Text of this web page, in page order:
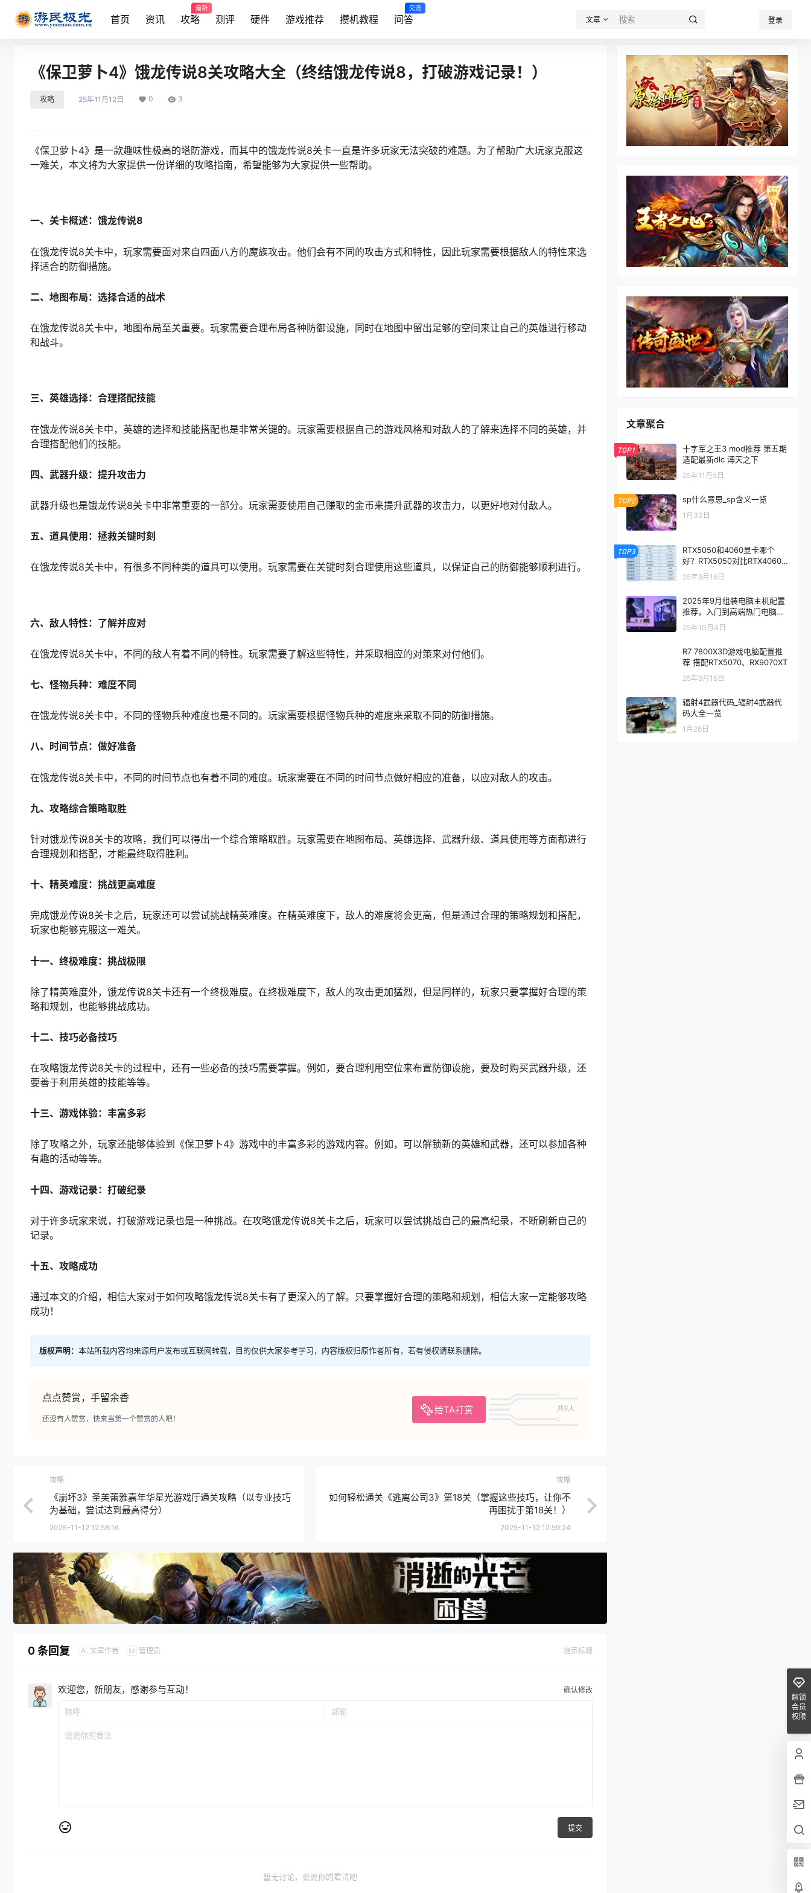
首页 资讯 攻略
最新
测评 硬件 游戏推荐 攒机教程 问答
交流
文章 登录
《保卫萝卜4》饿龙传说8关攻略大全（终结饿龙传说8，打破游戏记录！）
攻略 25年11月12日 0 3
《保卫萝卜4》是一款趣味性极高的塔防游戏，而其中的饿龙传说8关卡一直是许多玩家无法突破的难题。为了帮助广大玩家克服这
一难关，本文将为大家提供一份详细的攻略指南，希望能够为大家提供一些帮助。
一、关卡概述：饿龙传说8
在饿龙传说8关卡中，玩家需要面对来自四面八方的魔族攻击。他们会有不同的攻击方式和特性，因此玩家需要根据敌人的特性来选
择适合的防御措施。
二、地图布局：选择合适的战术
在饿龙传说8关卡中，地图布局至关重要。玩家需要合理布局各种防御设施，同时在地图中留出足够的空间来让自己的英雄进行移动
和战斗。
三、英雄选择：合理搭配技能
在饿龙传说8关卡中，英雄的选择和技能搭配也是非常关键的。玩家需要根据自己的游戏风格和对敌人的了解来选择不同的英雄，并
合理搭配他们的技能。
四、武器升级：提升攻击力
武器升级也是饿龙传说8关卡中非常重要的一部分。玩家需要使用自己赚取的金币来提升武器的攻击力，以更好地对付敌人。
五、道具使用：拯救关键时刻
在饿龙传说8关卡中，有很多不同种类的道具可以使用。玩家需要在关键时刻合理使用这些道具，以保证自己的防御能够顺利进行。
六、敌人特性：了解并应对
在饿龙传说8关卡中，不同的敌人有着不同的特性。玩家需要了解这些特性，并采取相应的对策来对付他们。
七、怪物兵种：难度不同
在饿龙传说8关卡中，不同的怪物兵种难度也是不同的。玩家需要根据怪物兵种的难度来采取不同的防御措施。
八、时间节点：做好准备
在饿龙传说8关卡中，不同的时间节点也有着不同的难度。玩家需要在不同的时间节点做好相应的准备，以应对敌人的攻击。
九、攻略综合策略取胜
针对饿龙传说8关卡的攻略，我们可以得出一个综合策略取胜。玩家需要在地图布局、英雄选择、武器升级、道具使用等方面都进行
合理规划和搭配，才能最终取得胜利。
十、精英难度：挑战更高难度
完成饿龙传说8关卡之后，玩家还可以尝试挑战精英难度。在精英难度下，敌人的难度将会更高，但是通过合理的策略规划和搭配，
玩家也能够克服这一难关。
十一、终极难度：挑战极限
除了精英难度外，饿龙传说8关卡还有一个终极难度。在终极难度下，敌人的攻击更加猛烈，但是同样的，玩家只要掌握好合理的策
略和规划，也能够挑战成功。
十二、技巧必备技巧
在攻略饿龙传说8关卡的过程中，还有一些必备的技巧需要掌握。例如，要合理利用空位来布置防御设施，要及时购买武器升级，还
要善于利用英雄的技能等等。
十三、游戏体验：丰富多彩
除了攻略之外，玩家还能够体验到《保卫萝卜4》游戏中的丰富多彩的游戏内容。例如，可以解锁新的英雄和武器，还可以参加各种
有趣的活动等等。
十四、游戏记录：打破纪录
对于许多玩家来说，打破游戏记录也是一种挑战。在攻略饿龙传说8关卡之后，玩家可以尝试挑战自己的最高纪录，不断刷新自己的
记录。
十五、攻略成功
通过本文的介绍，相信大家对于如何攻略饿龙传说8关卡有了更深入的了解。只要掌握好合理的策略和规划，相信大家一定能够攻略
成功！
版权声明： 本站所载内容均来源用户发布或互联网转载，目的仅供大家参考学习，内容版权归原作者所有，若有侵权请联系删除。
点点赞赏，手留余香
给TA打赏 共0人
还没有人赞赏，快来当第一个赞赏的人吧！
攻略
《崩坏3》圣芙蕾雅嘉年华星光游戏厅通关攻略（以专业技巧
为基础，尝试达到最高得分）
2025-11-12 12:58:16
攻略
如何轻松通关《逃离公司3》第18关（掌握这些技巧，让你不
再困扰于第18关！）
2025-11-12 12:59:24
0 条回复 A 文章作者 M 管理员 提示标题
欢迎您，新朋友，感谢参与互动！ 确认修改
提交
暂无讨论，说说你的看法吧
文章聚合
TOP1
十字军之王3 mod推荐 第五期
适配最新dlc 溥天之下
25年11月5日
TOP2 sp什么意思_sp含义一览
1月30日
TOP3
RTX5050和4060显卡哪个
好？RTX5050对比RTX4060/
5060性能评测
25年9月16日
2025年9月组装电脑主机配置
推荐，入门到高端热门电脑配
置方案
25年10月4日
R7 7800X3D游戏电脑配置推
荐 搭配RTX5070、RX9070XT
25年9月16日
辐射4武器代码_辐射4武器代
码大全一览
1月28日
解锁
会员
权限